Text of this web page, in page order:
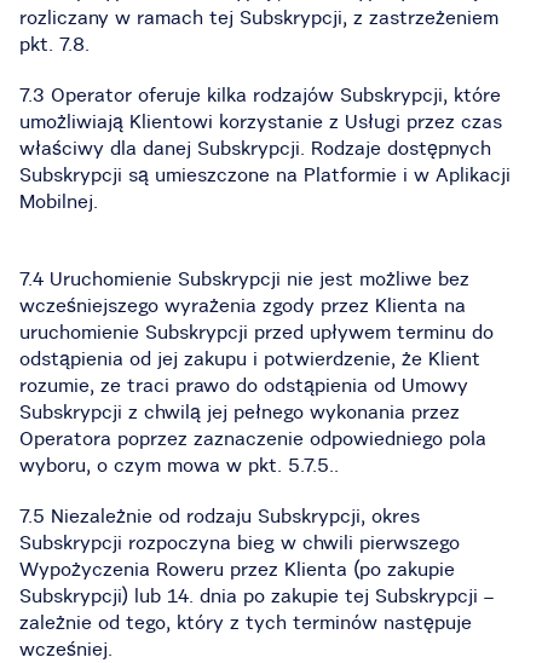
rozliczany w ramach tej Subskrypcji, z zastrzeżeniem
pkt. 7.8.
7.3 Operator oferuje kilka rodzajów Subskrypcji, które
umożliwiają Klientowi korzystanie z Usługi przez czas
właściwy dla danej Subskrypcji. Rodzaje dostępnych
Subskrypcji są umieszczone na Platformie i w Aplikacji
Mobilnej.
7.4 Uruchomienie Subskrypcji nie jest możliwe bez
wcześniejszego wyrażenia zgody przez Klienta na
uruchomienie Subskrypcji przed upływem terminu do
odstąpienia od jej zakupu i potwierdzenie, że Klient
rozumie, ze traci prawo do odstąpienia od Umowy
Subskrypcji z chwilą jej pełnego wykonania przez
Operatora poprzez zaznaczenie odpowiedniego pola
wyboru, o czym mowa w pkt. 5.7.5..
7.5 Niezależnie od rodzaju Subskrypcji, okres
Subskrypcji rozpoczyna bieg w chwili pierwszego
Wypożyczenia Roweru przez Klienta (po zakupie
Subskrypcji) lub 14. dnia po zakupie tej Subskrypcji –
zależnie od tego, który z tych terminów następuje
wcześniej.